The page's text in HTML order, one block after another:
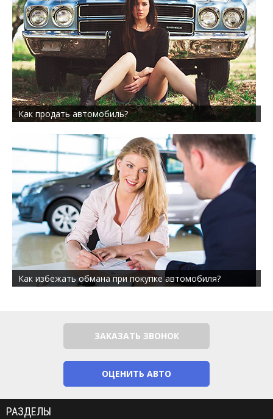
Как продать автомобиль?
Как избежать обмана при покупке автомобиля?
ЗАКАЗАТЬ ЗВОНОК
ОЦЕНИТЬ АВТО
РАЗДЕЛЫ